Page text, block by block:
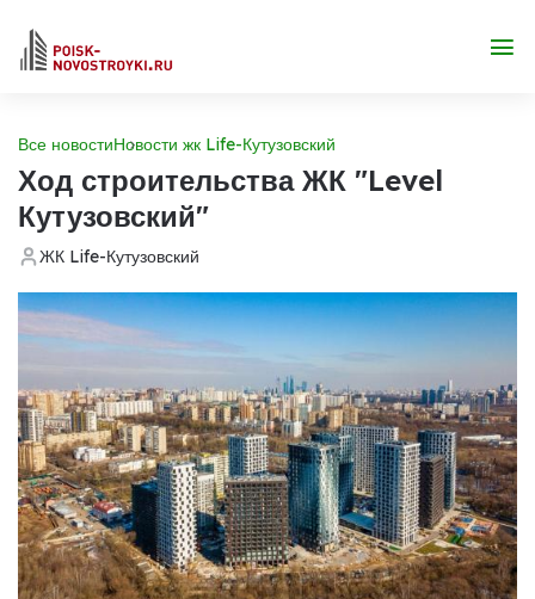
Все новостиНовости жк Life-Кутузовский
Ход строительства ЖК "Level
Кутузовский"
ЖК Life-Кутузовский